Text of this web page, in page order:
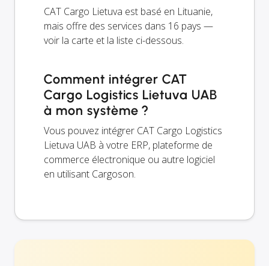
CAT Cargo Lietuva est basé en Lituanie,
mais offre des services dans 16 pays —
voir la carte et la liste ci-dessous.
Comment intégrer CAT
Cargo Logistics Lietuva UAB
à mon système ?
Vous pouvez intégrer CAT Cargo Logistics
Lietuva UAB à votre ERP, plateforme de
commerce électronique ou autre logiciel
en utilisant Cargoson.